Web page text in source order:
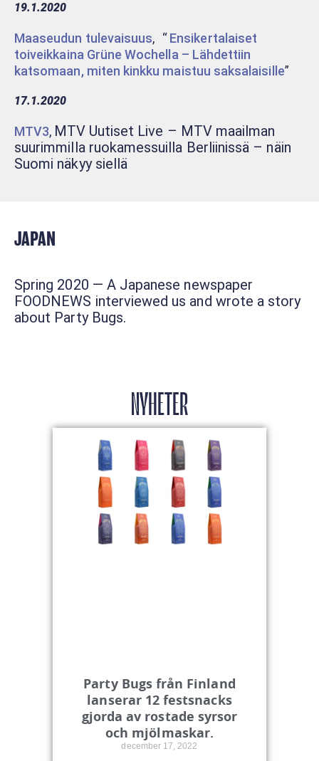
19.1.2020
Maaseudun tulevaisuus, “Ensikertalaiset
toiveikkaina Grüne Wochella – Lähdettiin
katsomaan, miten kinkku maistuu saksalaisille”
17.1.2020
MTV3, MTV Uutiset Live – MTV maailman
suurimmilla ruokamessuilla Berliinissä – näin
Suomi näkyy siellä
JAPAN
Spring 2020 — A Japanese newspaper
FOODNEWS interviewed us and wrote a story
about Party Bugs.
NYHETER
Party Bugs från Finland
lanserar 12 festsnacks
gjorda av rostade syrsor
och mjölmaskar.
december 17, 2022